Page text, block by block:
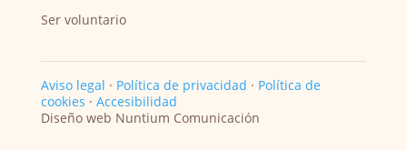
Ser voluntario
Aviso legal · Política de privacidad · Política de
cookies · Accesibilidad
Diseño web Nuntium Comunicación